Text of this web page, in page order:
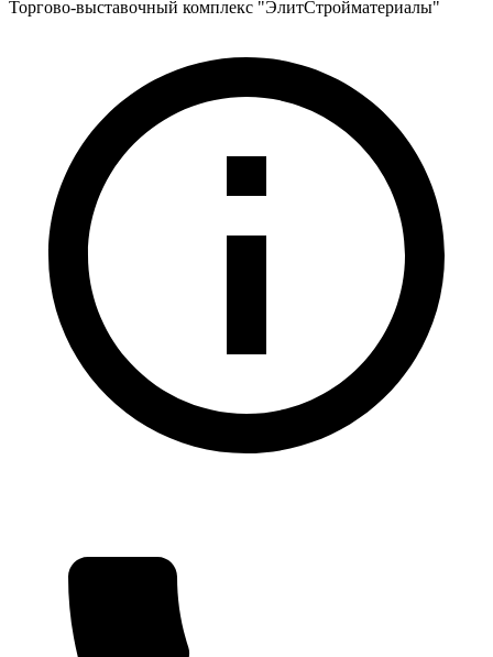
Торгово-выставочный комплекс "ЭлитСтройматериалы"